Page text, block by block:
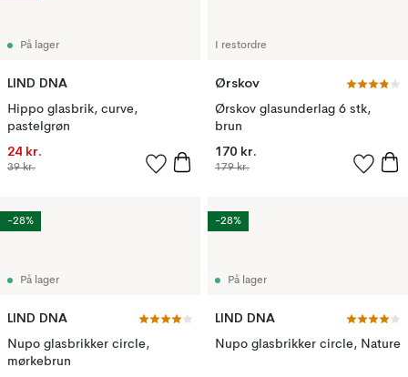
På lager
LIND DNA
Hippo glasbrik, curve,
pastelgrøn
24 kr.
39 kr.
I restordre
Ørskov
Ørskov glasunderlag 6 stk,
brun
170 kr.
179 kr.
På lager
LIND DNA
Nupo glasbrikker circle,
mørkebrun
-28%
På lager
LIND DNA
Nupo glasbrikker circle, Nature
-28%